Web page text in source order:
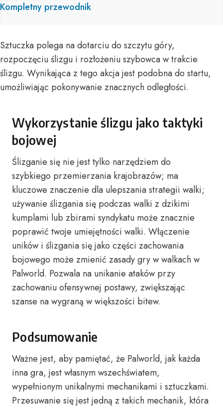
Kompletny przewodnik
Sztuczka polega na dotarciu do szczytu góry,
rozpoczęciu ślizgu i rozłożeniu szybowca w trakcie
ślizgu. Wynikająca z tego akcja jest podobna do startu,
umożliwiając pokonywanie znacznych odległości.
Wykorzystanie ślizgu jako taktyki
bojowej
Ślizganie się nie jest tylko narzędziem do
szybkiego przemierzania krajobrazów; ma
kluczowe znaczenie dla ulepszania strategii walki;
używanie ślizgania się podczas walki z dzikimi
kumplami lub zbirami syndykatu może znacznie
poprawić twoje umiejętności walki. Włączenie
uników i ślizgania się jako części zachowania
bojowego może zmienić zasady gry w walkach w
Palworld. Pozwala na unikanie ataków przy
zachowaniu ofensywnej postawy, zwiększając
szanse na wygraną w większości bitew.
Podsumowanie
Ważne jest, aby pamiętać, że Palworld, jak każda
inna gra, jest własnym wszechświatem,
wypełnionym unikalnymi mechanikami i sztuczkami.
Przesuwanie się jest jedną z takich mechanik, która